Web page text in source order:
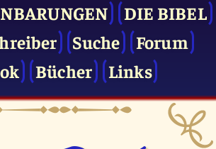
DIE BIBEL
Suche
Forum
Bücher Links